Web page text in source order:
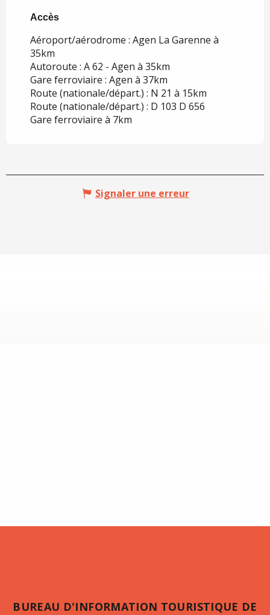
Accès
Accès
Aéroport/aérodrome : Agen La Garenne à
35km
Autoroute : A 62 - Agen à 35km
Gare ferroviaire : Agen à 37km
Route (nationale/départ.) : N 21 à 15km
Route (nationale/départ.) : D 103 D 656
Gare ferroviaire à 7km
Signaler une erreur
BUREAU D'INFORMATION TOURISTIQUE DE